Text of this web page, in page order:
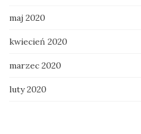
maj 2020
kwiecień 2020
marzec 2020
luty 2020